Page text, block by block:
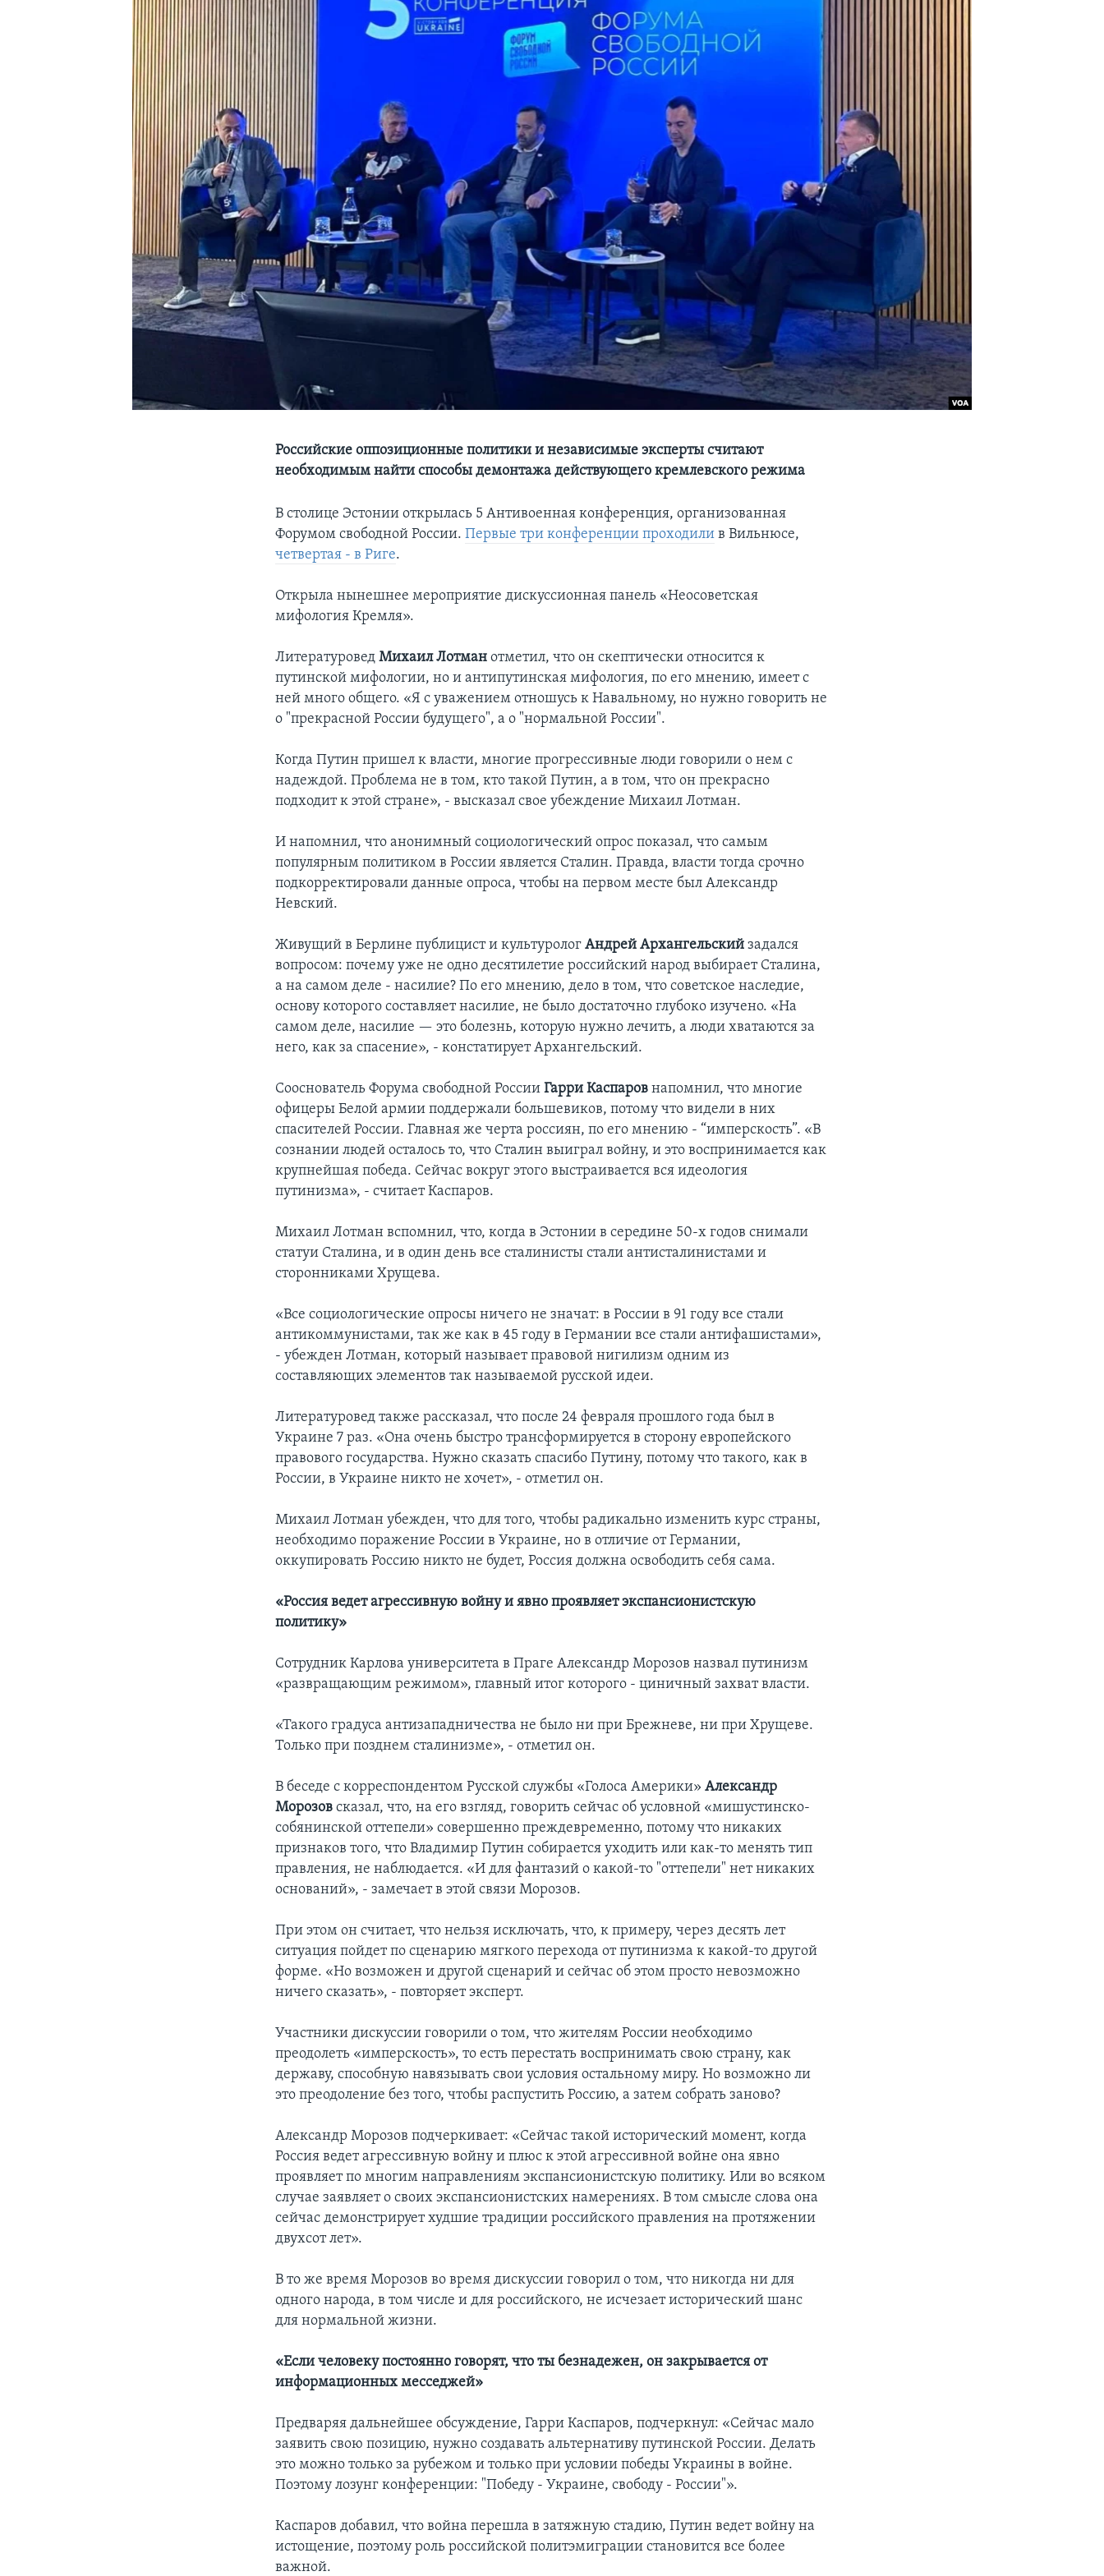
Российские оппозиционные политики и независимые эксперты считают
необходимым найти способы демонтажа действующего кремлевского режима
В столице Эстонии открылась 5 Антивоенная конференция, организованная
Форумом свободной России.Первые три конференции проходили в Вильнюсе,
четвертая - в Риге.
Открыла нынешнее мероприятие дискуссионная панель «Неосоветская
мифология Кремля».
ЛитературоведМихаил Лотман отметил, что он скептически относится к
путинской мифологии, но и антипутинская мифология, по его мнению, имеет с
ней много общего. «Я с уважением отношусь к Навальному, но нужно говорить не
о "прекрасной России будущего", а о "нормальной России".
Когда Путин пришел к власти, многие прогрессивные люди говорили о нем с
надеждой. Проблема не в том, кто такой Путин, а в том, что он прекрасно
подходит к этой стране», - высказал свое убеждение Михаил Лотман.
И напомнил, что анонимный социологический опрос показал, что самым
популярным политиком в России является Сталин. Правда, власти тогда срочно
подкорректировали данные опроса, чтобы на первом месте был Александр
Невский.
Живущий в Берлине публицист и культурологАндрей Архангельский задался
вопросом: почему уже не одно десятилетие российский народ выбирает Сталина,
а на самом деле - насилие? По его мнению, дело в том, что советское наследие,
основу которого составляет насилие, не было достаточно глубоко изучено. «На
самом деле, насилие — это болезнь, которую нужно лечить, а люди хватаются за
него, как за спасение», - констатирует Архангельский.
Сооснователь Форума свободной РоссииГарри Каспаров напомнил, что многие
офицеры Белой армии поддержали большевиков, потому что видели в них
спасителей России. Главная же черта россиян, по его мнению - “имперскость”. «В
сознании людей осталось то, что Сталин выиграл войну, и это воспринимается как
крупнейшая победа. Сейчас вокруг этого выстраивается вся идеология
путинизма», - считает Каспаров.
Михаил Лотман вспомнил, что, когда в Эстонии в середине 50-х годов снимали
статуи Сталина, и в один день все сталинисты стали антисталинистами и
сторонниками Хрущева.
«Все социологические опросы ничего не значат: в России в 91 году все стали
антикоммунистами, так же как в 45 году в Германии все стали антифашистами»,
- убежден Лотман, который называет правовой нигилизм одним из
составляющих элементов так называемой русской идеи.
Литературовед также рассказал, что после 24 февраля прошлого года был в
Украине 7 раз. «Она очень быстро трансформируется в сторону европейского
правового государства. Нужно сказать спасибо Путину, потому что такого, как в
России, в Украине никто не хочет», - отметил он.
Михаил Лотман убежден, что для того, чтобы радикально изменить курс страны,
необходимо поражение России в Украине, но в отличие от Германии,
оккупировать Россию никто не будет, Россия должна освободить себя сама.
«Россия ведет агрессивную войну и явно проявляет экспансионистскую
политику»
Сотрудник Карлова университета в Праге Александр Морозов назвал путинизм
«развращающим режимом», главный итог которого - циничный захват власти.
«Такого градуса антизападничества не было ни при Брежневе, ни при Хрущеве.
Только при позднем сталинизме», - отметил он.
В беседе с корреспондентом Русской службы «Голоса Америки»Александр
Морозов сказал, что, на его взгляд, говорить сейчас об условной «мишустинско-
собянинской оттепели» совершенно преждевременно, потому что никаких
признаков того, что Владимир Путин собирается уходить или как-то менять тип
правления, не наблюдается. «И для фантазий о какой-то "оттепели" нет никаких
оснований», - замечает в этой связи Морозов.
При этом он считает, что нельзя исключать, что, к примеру, через десять лет
ситуация пойдет по сценарию мягкого перехода от путинизма к какой-то другой
форме. «Но возможен и другой сценарий и сейчас об этом просто невозможно
ничего сказать», - повторяет эксперт.
Участники дискуссии говорили о том, что жителям России необходимо
преодолеть «имперскость», то есть перестать воспринимать свою страну, как
державу, способную навязывать свои условия остальному миру. Но возможно ли
это преодоление без того, чтобы распустить Россию, а затем собрать заново?
Александр Морозов подчеркивает: «Сейчас такой исторический момент, когда
Россия ведет агрессивную войну и плюс к этой агрессивной войне она явно
проявляет по многим направлениям экспансионистскую политику. Или во всяком
случае заявляет о своих экспансионистских намерениях. В том смысле слова она
сейчас демонстрирует худшие традиции российского правления на протяжении
двухсот лет».
В то же время Морозов во время дискуссии говорил о том, что никогда ни для
одного народа, в том числе и для российского, не исчезает исторический шанс
для нормальной жизни.
«Если человеку постоянно говорят, что ты безнадежен, он закрывается от
информационных месседжей»
Предваряя дальнейшее обсуждение, Гарри Каспаров, подчеркнул: «Сейчас мало
заявить свою позицию, нужно создавать альтернативу путинской России. Делать
это можно только за рубежом и только при условии победы Украины в войне.
Поэтому лозунг конференции: "Победу - Украине, свободу - России"».
Каспаров добавил, что война перешла в затяжную стадию, Путин ведет войну на
истощение, поэтому роль российской политэмиграции становится все более
важной.